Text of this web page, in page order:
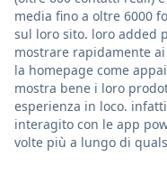
media fino a oltre 6000
sul loro sito. loro added
mostrare rapidamente
la homepage come
mostra bene i loro
esperienza in loco.
interagito con le app
volte più a lungo di